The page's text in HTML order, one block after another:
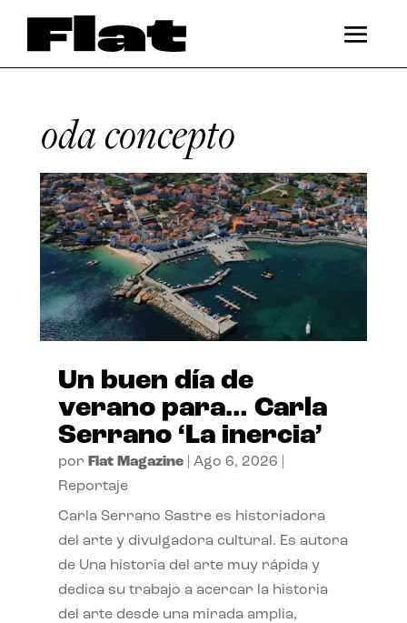
oda concepto
Un buen día de
verano para… Carla
Serrano ‘La inercia’
por Flat Magazine| Ago 6, 2026
Reportaje
Carla Serrano Sastre es historiadora
del arte y divulgadora cultural. Es autora
de Una historia del arte muy rápida y
dedica su trabajo a acercar la historia
del arte desde una mirada amplia,